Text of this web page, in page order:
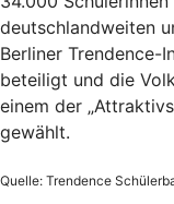
deutschlandweiten
Berliner Trendence-
beteiligt und die
einem der
gewählt.
Quelle: Trendence